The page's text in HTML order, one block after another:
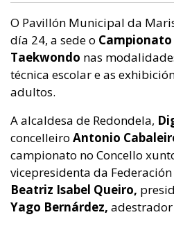
O Pavillón Municipal da
día 24, a sede o Campionato
Taekwondo nas
técnica escolar e as
adultos.
A alcaldesa de Redondela,
concelleiro Antonio
campionato no Concello
vicepresidenta da
Beatriz Isabel Queiro,
Yago Bernárdez,